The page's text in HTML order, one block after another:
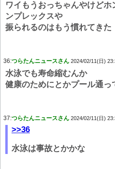
ワイもうおっちゃんやけど
ンプレックスや
振られるのはもう慣れてきた
36:つらたんニュースさん 2024/02/11(日)
水泳でも寿命縮むんか
健康のためにとかプール通
37:つらたんニュースさん 2024/02/11(日)
>>36
水泳は事故とかかな